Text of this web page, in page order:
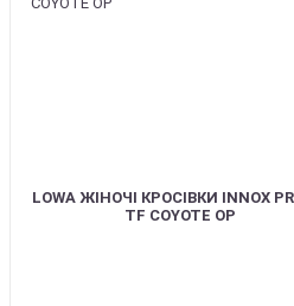
LOWA ЖІНОЧІ КРОСІВКИ INNOX
TF COYOTE OP